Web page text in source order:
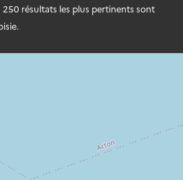
250 résultats les plus pertinents sont